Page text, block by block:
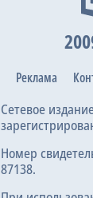
Реклама
Сетевое
Номер
87138.